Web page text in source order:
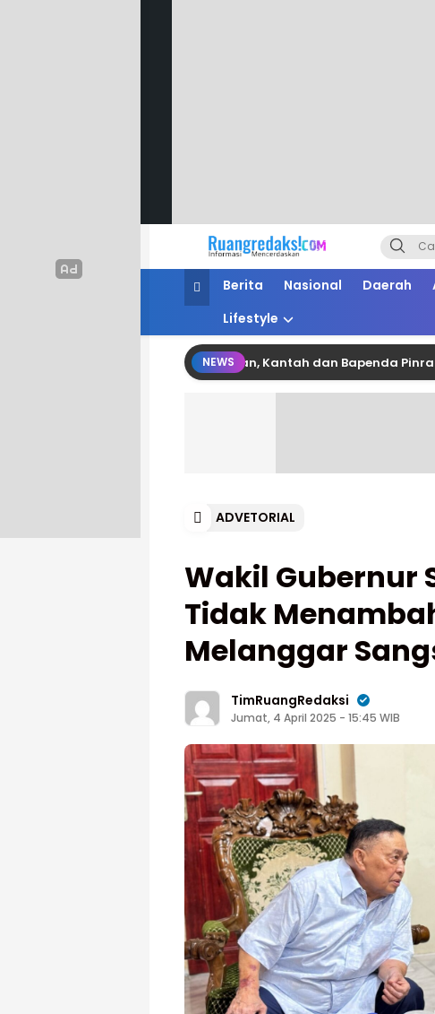
Ruang Redaksi
Informasi Mencerdaskan
Berita Nasional Daerah
Lifestyle
NEWS
Pertanahan dan Perpajakan, Kantah dan Bapenda Pinrang
ADVETORIAL
Wakil Gubernur
Tidak
Melanggar
TimRuangRedaksi
Jumat, 4 April 2025 - 15:45 WIB